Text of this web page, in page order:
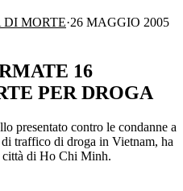
DI MORTE·26 MAGGIO 2005
16
PER DROGA
presentato contro le condanne a
di traffico di droga in Vietnam, ha
città di Ho Chi Minh.